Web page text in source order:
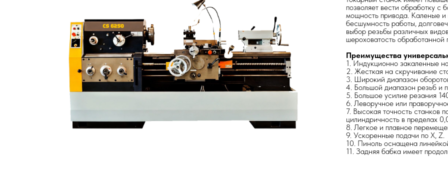
позволяет вести обработку с
мощность привода. Каленые
бесшумность работы,
выбор резьбы различных
шероховатость обработанной
Преимущества
1. Индукционно закаленные
2. Жесткая на скручивание
3. Широкий диапазон
4. Большой диапазон резьб и
5. Большое усилие резания
6. Леворучное или
7. Высокая точность станков
цилиндричность в пределах
8. Легкое и плавное
9. Ускоренные подачи по Х, Z.
10. Пиноль оснащена
11. Задняя бабка имеет